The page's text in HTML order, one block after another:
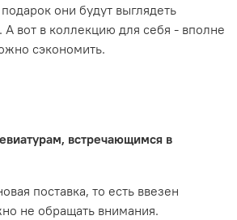
они будут выглядеть
А вот в коллекцию для себя - вполне
сэкономить.
встречающимся в
поставка, то есть ввезен
не обращать внимания.